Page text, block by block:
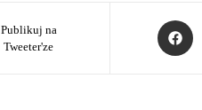
Publikuj na
Tweeter'ze